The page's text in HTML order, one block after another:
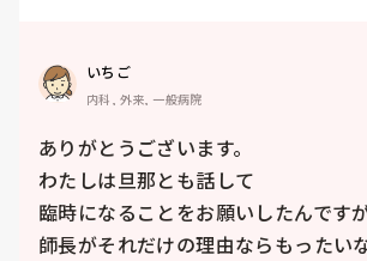
いちご
内科, 外来, 一般病院
ありがとうございます。
わたしは旦那とも話して
臨時になることをお願いしたんです
師長がそれだけの理由ならもったい